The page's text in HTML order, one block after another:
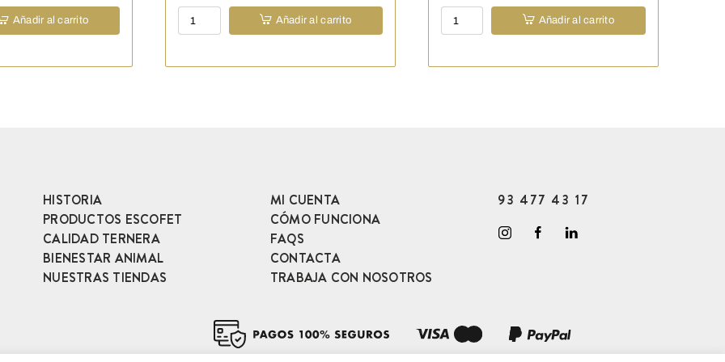
Añadir al carrito
Pack
Barbacoa
Añadir al carrito
Pack
Barbacoa
Añadir al carrito
HISTORIA
PRODUCTOS ESCOFET
CALIDAD TERNERA
BIENESTAR ANIMAL
NUESTRAS TIENDAS
MI CUENTA
CÓMO FUNCIONA
FAQS
CONTACTA
TRABAJA CON NOSOTROS
93 477 43 17